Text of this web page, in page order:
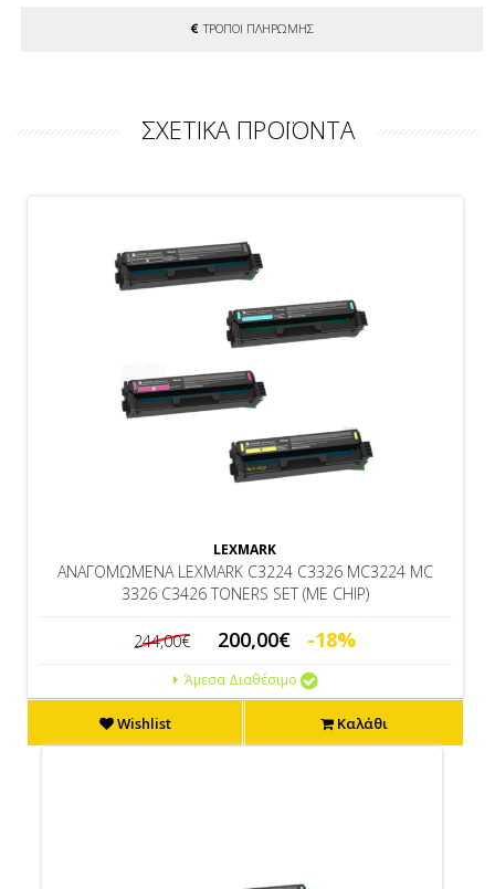
ΤΡΟΠΟΙ ΠΛΗΡΩΜΗΣ
ΣΧΕΤΙΚΑ ΠΡΟΪΟΝΤΑ
LEXMARK
ΑΝΑΓΟΜΩΜΕΝΑ LEXMARK C3224 C3326 MC3224 MC
3326 C3426 TONERS SET (ΜΕ CHIP)
244,00€ 200,00€ -18%
Άμεσα Διαθέσιμο
Wishlist Καλάθι